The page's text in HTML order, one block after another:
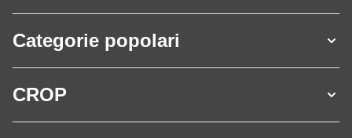
Categorie popolari
CROP